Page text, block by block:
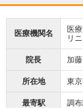
医療機関名
医
リ
院長 加
所在地 東
最寄駅 調